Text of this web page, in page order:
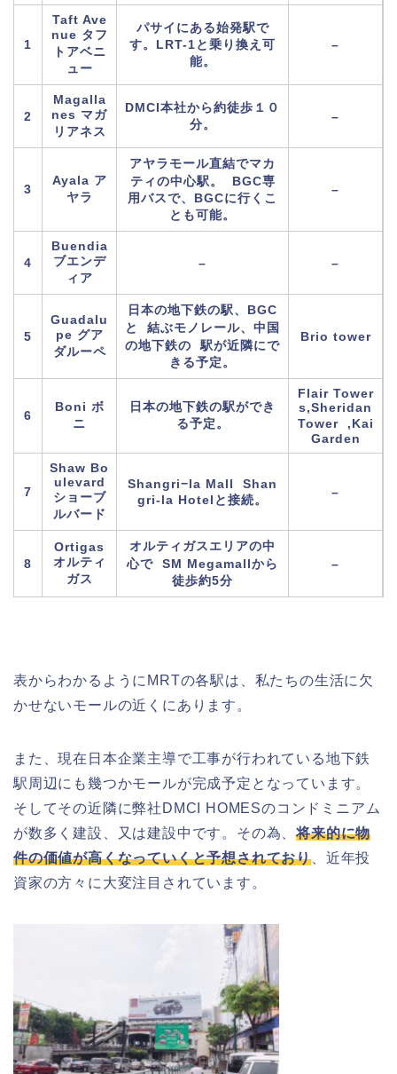
1
Taft Ave
nue タフ
トアベニ
ュー
パサイにある始発駅で
す。LRT-1と乗り換え可
能。
–
2
Magalla
nes マガ
リアネス
DMCI本社から約徒歩１０
分。
–
3
Ayala ア
ヤラ
アヤラモール直結でマカ
ティの中心駅。 BGC専
用バスで、BGCに行くこ
とも可能。
–
4
Buendia
ブエンデ
ィア
– –
5
Guadalu
pe グア
ダルーペ
日本の地下鉄の駅、BGC
と 結ぶモノレール、中国
の地下鉄の 駅が近隣にで
きる予定。
Brio tower
6
Boni ボ
ニ
日本の地下鉄の駅ができ
る予定。
Flair Tower
s,Sheridan
Tower ,Kai
Garden
7
Shaw Bo
ulevard
ショーブ
ルバード
Shangri−la Mall Shan
gri-la Hotelと接続。
–
8
Ortigas
オルティ
ガス
オルティガスエリアの中
心で SM Megamallから
徒歩約5分
–
表からわかるように MRTの各駅は、私たちの生活に欠
かせないモールの近くにあります。
また、現在日本企業主導で工事が行われている地下鉄
駅周辺にも幾つかモールが完成予定となっています。
そしてその近隣に弊社 DMCI HOMESのコンドミニアム
が数多く建設、又は建設中です。その為、将来的に物
件の価値が高くなっていくと予想されており 、近年投
資家の方々に大変注目されています。